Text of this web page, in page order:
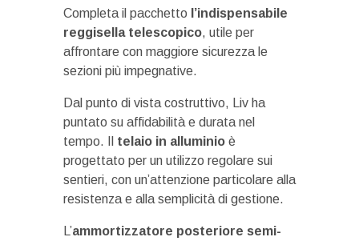
Completa il pacchetto l’indispensabile
reggisella telescopico, utile per
affrontare con maggiore sicurezza le
sezioni più impegnative.
Dal punto di vista costruttivo, Liv ha
puntato su affidabilità e durata nel
tempo. Il telaio in alluminio è
progettato per un utilizzo regolare sui
sentieri, con un’attenzione particolare alla
resistenza e alla semplicità di gestione.
L’ammortizzatore posteriore semi-